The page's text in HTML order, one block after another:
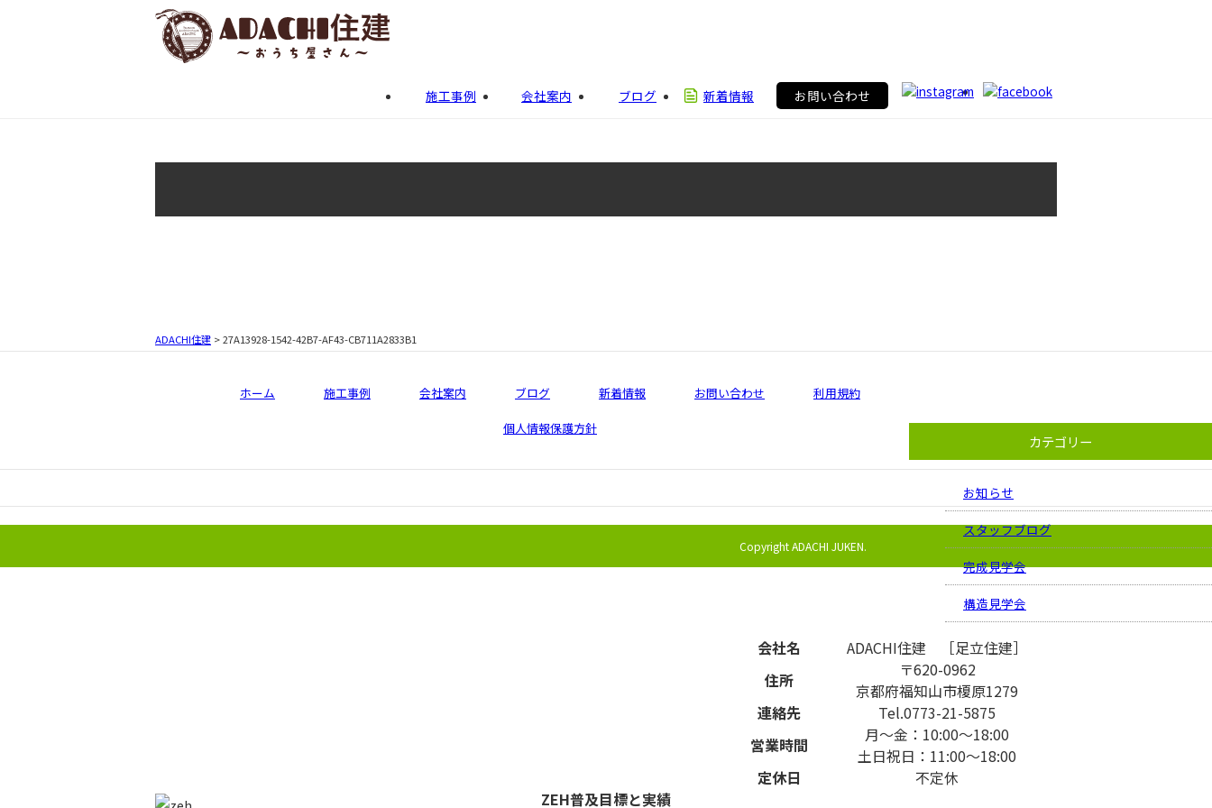
お問い合わせ
新着情報
ブログ
会社案内
施工事例
ADACHI住建 > 27A13928-1542-42B7-AF43-CB711A2833B1
カテゴリー
お知らせ
スタッフブログ
完成見学会
構造見学会
ホーム 施工事例 会社案内 ブログ 新着情報 お問い合わせ 利用規約
個人情報保護方針
会社名
ADACHI住建 ［足立住建］
住所
〒620-0962
京都府福知山市榎原1279
連絡先
Tel.0773-21-5875
営業時間
月〜金：10:00〜18:00
土日祝日：11:00〜18:00
定休日
不定休
ZEH普及目標と実績
Copyright ADACHI JUKEN.